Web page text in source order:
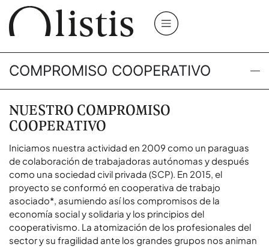
COMPROMISO COOPERATIVO
NUESTRO COMPROMISO
COOPERATIVO
Iniciamos nuestra actividad en 2009 como un paraguas
de colaboración de trabajadoras autónomas y después
como una sociedad civil privada (SCP). En 2015, el
proyecto se conformó en cooperativa de trabajo
asociado*, asumiendo así los compromisos de la
economía social y solidaria y los principios del
cooperativismo. La atomización de los profesionales del
sector y su fragilidad ante los grandes grupos nos animan